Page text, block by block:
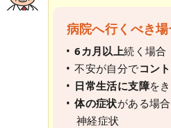
病院へ行くべき
6カ月以上続く場合
不安が自分でコン
日常生活に支障を
体の症状がある場
神経症状